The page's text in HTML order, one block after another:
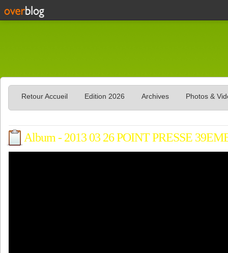
Retour Accueil Edition 2026 Archives Photos &
Album - 2013 03 26 POINT PRESSE